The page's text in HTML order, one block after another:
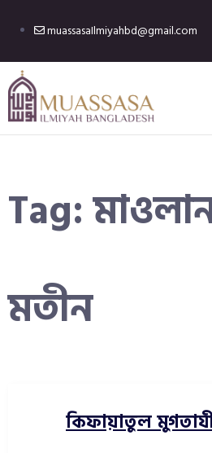
muassasaIlmiyahbd@gmail.com
Tag:
মতীন
কিফায়াতুল